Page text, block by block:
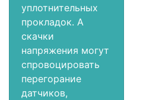
уплотнительных
прокладок. А
скачки
напряжения могут
спровоцировать
перегорание
датчиков,